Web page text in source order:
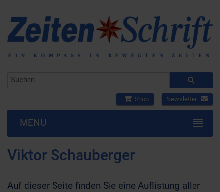
Shop Newsletter
MENU
Viktor Schauberger
Auf dieser Seite finden Sie eine Auflistung aller